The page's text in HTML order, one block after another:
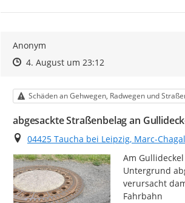
Anonym
Zeitpunkt des Erstellens
Zeitpunkt des Erstellens
4. August um 23:12Zur Äußerung
Kategorie
Schäden an Gehwegen, Radwegen und
abgesackte Straßenbelag an
Ort
04425 Taucha bei Leipzig, Marc-
Am
Untergrund
verursacht
Fahrbahn